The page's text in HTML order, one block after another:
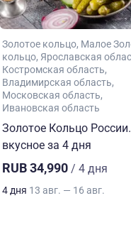
Золотое кольцо Малое
кольцо Ярославская
Костромская область
Владимирская область
Московская область
Ивановская область
Золотое Кольцо
вкусное за 4 дня
RUB 34,990 / 4 дня
4 дня 13 авг. — 16 авг.